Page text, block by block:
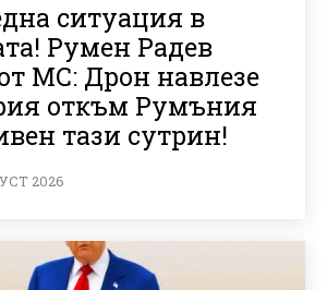
ситуация в
Румен Радев
МС: Дрон навлезе
откъм Румъния
тази сутрин!
2026